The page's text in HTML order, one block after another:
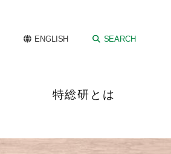
ENGLISH SEARCH
特総研とは